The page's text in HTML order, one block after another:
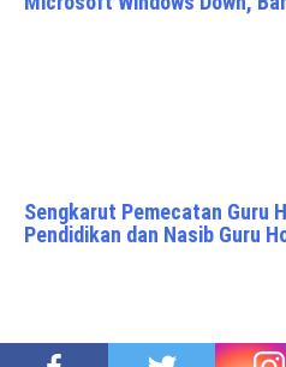
Sengkarut Pemecatan Guru
Pendidikan dan Nasib Guru